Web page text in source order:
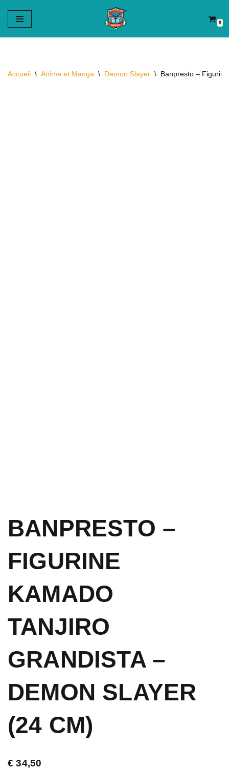
Aller
au
0
Accueil \ Anime et Manga \ Demon Slayer \ Banpresto –
BANPRESTO –
FIGURINE
KAMADO
TANJIRO
GRANDISTA –
DEMON SLAYER
(24 CM)
€ 34,50